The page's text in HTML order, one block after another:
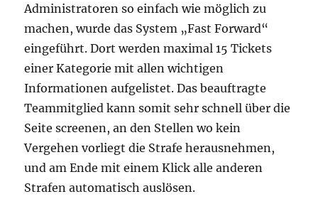
Administratoren so einfach wie möglich zu
machen, wurde das System „Fast Forward“
eingeführt. Dort werden maximal 15 Tickets
einer Kategorie mit allen wichtigen
Informationen aufgelistet. Das beauftragte
Teammitglied kann somit sehr schnell über die
Seite screenen, an den Stellen wo kein
Vergehen vorliegt die Strafe herausnehmen,
und am Ende mit einem Klick alle anderen
Strafen automatisch auslösen.